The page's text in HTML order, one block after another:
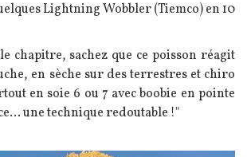
Lightning Wobbler (Tiemco) en 10
chapitre, sachez que ce poisson réagit
en sèche sur des terrestres et chiro
en soie 6 ou 7 avec boobie en pointe
une technique redoutable !"